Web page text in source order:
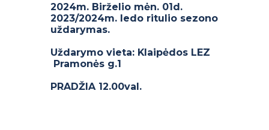
2024m. Birželio mėn. 01d.
2023/2024m. ledo ritulio sezono
uždarymas.
Uždarymo vieta: Klaipėdos LEZ
Pramonės g.1
PRADŽIA 12.00val.